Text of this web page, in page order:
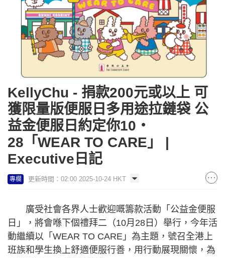
KellyChu - 捐款200元或以上 可
獲限量版便服日多用途拉鏈袋 公
益金便服日約定你10‧
28「WEAR TO CARE」 |
Executive日記
專欄 更新時間：02:00 2025-10-24 HKT
廣受社會各界人士歡迎嘅籌款活動「公益金便服
日」，將會喺下個禮拜二（10月28日）舉行，今年活
動繼續以「WEAR TO CARE」為主題，號召全港上
班族和學生換上舒適便服行善，用行動展現關懷，為